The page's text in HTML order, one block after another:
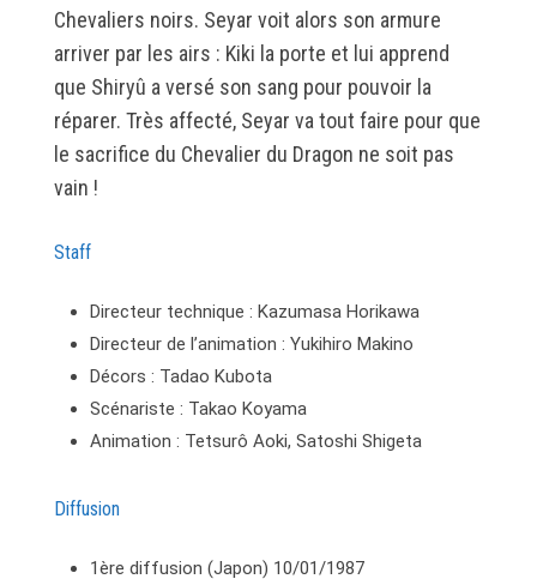
Chevaliers noirs. Seyar voit alors son armure
arriver par les airs : Kiki la porte et lui apprend
que Shiryû a versé son sang pour pouvoir la
réparer. Très affecté, Seyar va tout faire pour que
le sacrifice du Chevalier du Dragon ne soit pas
vain !
Staff
Directeur technique : Kazumasa Horikawa
Directeur de l’animation : Yukihiro Makino
Décors : Tadao Kubota
Scénariste : Takao Koyama
Animation : Tetsurô Aoki, Satoshi Shigeta
Diffusion
1ère diffusion (Japon) 10/01/1987